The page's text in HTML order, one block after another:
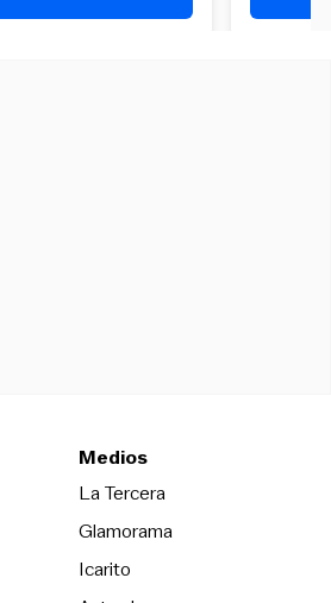
Medios
La TerceraOpens in new
Glamorama
Icarito